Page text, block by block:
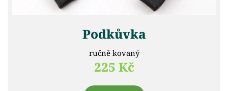
Podkůvka
ručně kovaný
225 Kč